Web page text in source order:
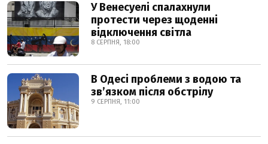
У Венесуелі спалахнули
протести через щоденні
відключення світла
8 СЕРПНЯ, 18:00
В Одесі проблеми з водою та
звʼязком після обстрілу
9 СЕРПНЯ, 11:00